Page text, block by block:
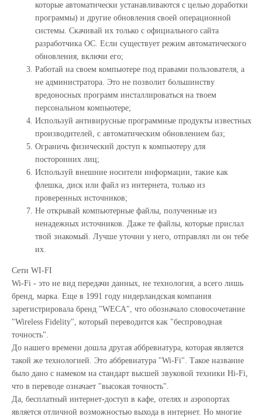
которые автоматически устанавливаются с целью доработки
программы) и другие обновления своей операционной
системы. Скачивай их только с официального сайта
разработчика ОС. Если существует режим автоматического
обновления, включи его;
Работай на своем компьютере под правами пользователя, а
не администратора. Это не позволит большинству
вредоносных программ инсталлироваться на твоем
персональном компьютере;
Используй антивирусные программные продукты известных
производителей, с автоматическим обновлением баз;
Ограничь физический доступ к компьютеру для
посторонних лиц;
Используй внешние носители информации, такие как
флешка, диск или файл из интернета, только из
проверенных источников;
Не открывай компьютерные файлы, полученные из
ненадежных источников. Даже те файлы, которые прислал
твой знакомый. Лучше уточни у него, отправлял ли он тебе
их.
Сети WI-FI
Wi-Fi - это не вид передачи данных, не технология, а всего лишь
бренд, марка. Еще в 1991 году нидерландская компания
зарегистрировала бренд "WECA", что обозначало словосочетание
"Wireless Fidelity", который переводится как "беспроводная
точность".
До нашего времени дошла другая аббревиатура, которая является
такой же технологией. Это аббревиатура "Wi-Fi". Такое название
было дано с намеком на стандарт высшей звуковой техники Hi-Fi,
что в переводе означает "высокая точность".
Да, бесплатный интернет-доступ в кафе, отелях и аэропортах
является отличной возможностью выхода в интернет. Но многие